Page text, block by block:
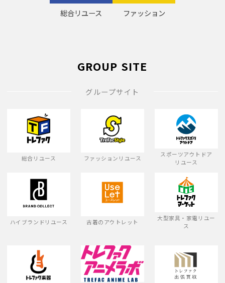
総合リユース ファッション
GROUP SITE
グループサイト
総合リユース ファッションリユース
スポーツアウトドア
リユース
ハイブランドリユース 古着のアウトレット
大型家具・家電リユー
ス